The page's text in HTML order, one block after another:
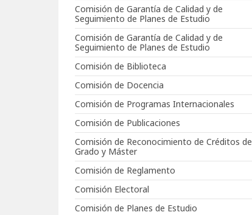
Comisión de Garantía de Calidad y de
Seguimiento de Planes de Estudio
Comisión de Garantía de Calidad y de
Seguimiento de Planes de Estudio
Comisión de Biblioteca
Comisión de Docencia
Comisión de Programas Internacionales
Comisión de Publicaciones
Comisión de Reconocimiento de Créditos de
Grado y Máster
Comisión de Reglamento
Comisión Electoral
Comisión de Planes de Estudio